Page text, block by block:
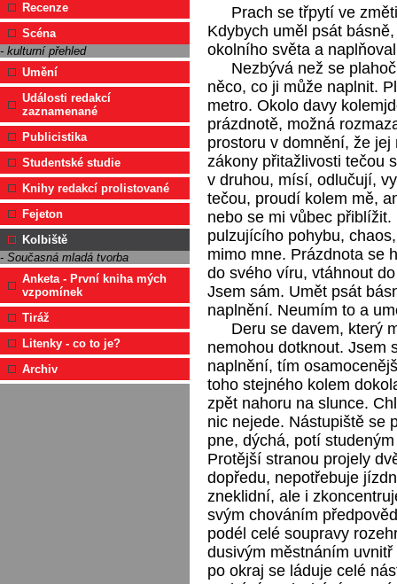
Recenze
Scéna
- kulturní přehled
Umění
Události redakcí
zaznamenané
Publicistika
Studentské studie
Knihy redakcí prolistované
Fejeton
Kolbiště
- Současná mladá tvorba
Anketa - První kniha mých
vzpomínek
Tiráž
Litenky - co to je?
Archiv
Prach se třpytí ve
Kdybych uměl psát
okolního světa a
Nezbývá než se
něco, co ji může naplnit.
metro. Okolo davy
prázdnotě, možná
prostoru v domnění, že
zákony přitažlivosti tečou
v druhou, mísí, odlučují,
tečou, proudí kolem mě,
nebo se mi vůbec
pulzujícího pohybu,
mimo mne. Prázdnota se
do svého víru, vtáhnout
Jsem sám. Umět psát
naplnění. Neumím to a
Deru se davem, který
nemohou dotknout. Jsem
naplnění, tím
toho stejného kolem
zpět nahoru na slunce.
nic nejede. Nástupiště se
pne, dýchá, potí
Protější stranou projely
dopředu, nepotřebuje
zneklidní, ale i
svým chováním
podél celé soupravy
dusivým městnáním
po okraj se láduje celé